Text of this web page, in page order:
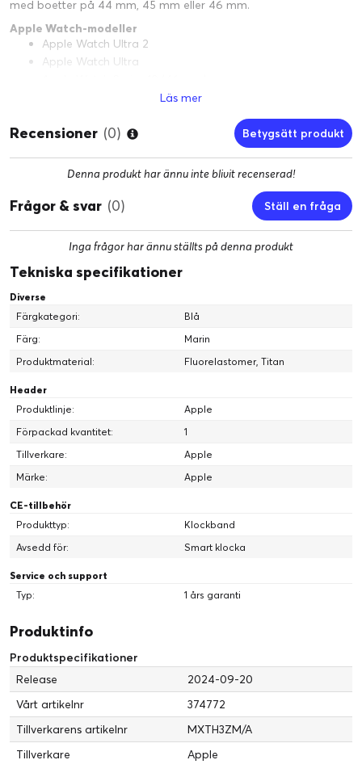
med boetter på 44 mm, 45 mm eller 46 mm.
Apple Watch-modeller
Apple Watch Ultra 2
Apple Watch Ultra
Apple Watch Series 9 (45mm)
Apple Watch Series 7 (45mm)
Apple Watch SE (44mm)
Apple Watch Series 4 (44mm)
Villkor
Utbudet av armband kan variera.
Läs mer
Recensioner (0) Betygsätt produkt
Denna produkt har ännu inte blivit recenserad!
Frågor & svar (0) Ställ en fråga
Inga frågor har ännu ställts på denna produkt
Tekniska specifikationer
Diverse
Färgkategori:
Blå
Färg:
Marin
Produktmaterial:
Fluorelastomer, Titan
Header
Produktlinje:
Apple
Förpackad kvantitet:
1
Tillverkare:
Apple
Märke:
Apple
CE-tillbehör
Produkttyp:
Klockband
Avsedd för:
Smart klocka
Service och support
Typ:
1 års garanti
Produktinfo
Produktspecifikationer
Release
2024-09-20
Vårt artikelnr
374772
Tillverkarens artikelnr
MXTH3ZM/A
Tillverkare
Apple